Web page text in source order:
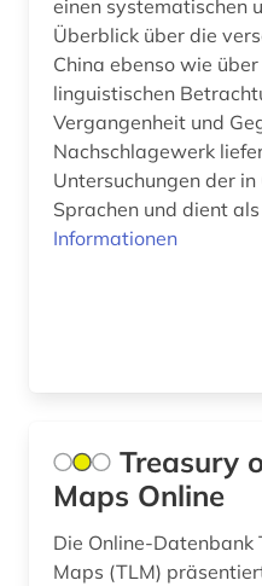
spracherwerb (1)
sprachfamilie (1)
sprachgeografie (1)
sprachkontakt (1)
stilistik (2)
syntax (2)
südamerika (1)
einen systematischen
Überblick über die
China ebenso wie
linguistischen
Vergangenheit und
Nachschlagewerk
Untersuchungen der
Sprachen und dient als
Informationen
Treasury
Maps Online
Die Online-Datenbank
Maps (TLM)